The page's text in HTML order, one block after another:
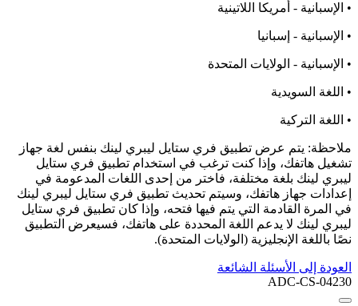
• الإسبانية - أمريكا اللاتينية
• الإسبانية - إسبانيا
• الإسبانية - الولايات المتحدة
• اللغة السويدية
• اللغة التركية
ملاحظة: يتم عرض تطبيق فري ستايل ليبري لينك بنفس لغة جهاز
تشغيل هاتفك، وإذا كنت ترغب في استخدام تطبيق فري ستايل
ليبري لينك بلغة مختلفة، فاختر من إحدى اللغات المدعومة في
إعدادات جهاز هاتفك، وسيتم تحديث تطبيق فري ستايل ليبري لينك
في المرة القادمة التي يتم فيها فتحه، وإذا كان تطبيق فري ستايل
ليبري لينك لا يدعم اللغة المحددة على هاتفك، فسيعرض التطبيق
نصًا باللغة الإنجليزية (الولايات المتحدة).
العودة إلى الأسئلة الشائعة
ADC-CS-04230